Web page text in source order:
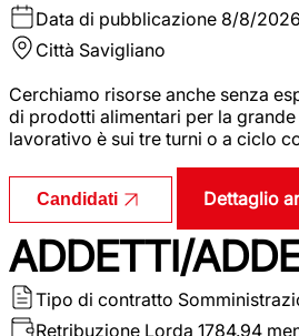
Data di pubblicazione 8/8/2026
Città Savigliano
Cerchiamo risorse anche senza
di prodotti alimentari per la
lavorativo è sui tre turni o a ciclo
Candidati Dettaglio
ADDETTI/
Tipo di contratto
Retribuzione Lorda 1784.94